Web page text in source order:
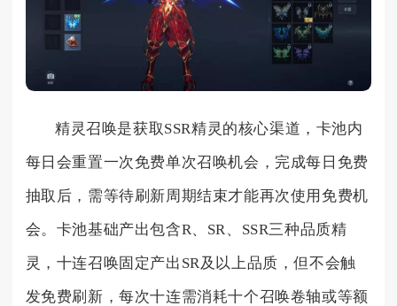
精灵召唤是获取SSR精灵的核心渠道，卡池内
每日会重置一次免费单次召唤机会，完成每日免费
抽取后，需等待刷新周期结束才能再次使用免费机
会。卡池基础产出包含R、SR、SSR三种品质精
灵，十连召唤固定产出SR及以上品质，但不会触
发免费刷新，每次十连需消耗十个召唤卷轴或等额